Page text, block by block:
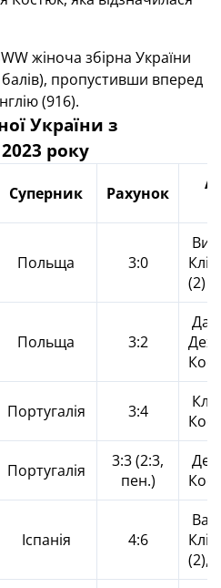
жіноча збірна України
балів), пропустивши вперед
(916).
України з
року
Суперник Рахунок
Польща 3:0
(2)
Польща 3:2
Португалія 3:4
Португалія
3:3 (2:3,
пен.)
Іспанія 4:6
(2),